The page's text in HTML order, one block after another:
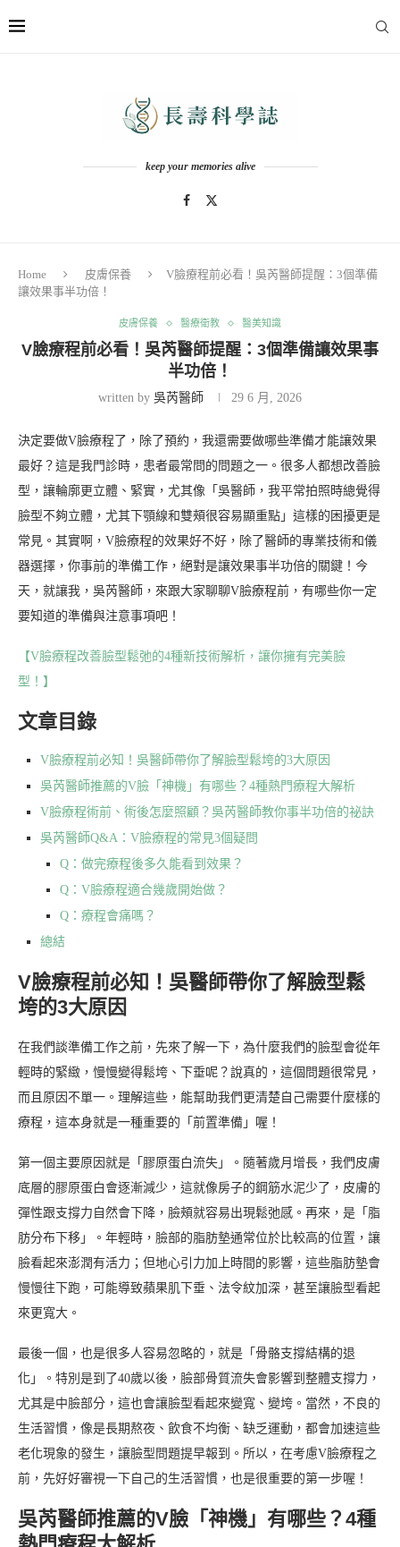
keep your memories alive
Home 皮膚保養
V臉療程前必看！吳芮醫師提醒：3個準備
讓效果事半功倍！
皮膚保養 醫療衛教 醫美知識
V臉療程前必看！吳芮醫師提醒：3個準備讓效果事
半功倍！
written by 吳芮醫師 29 6 月, 2026
決定要做V臉療程了，除了預約，我還需要做哪些準備才能讓效果
最好？這是我門診時，患者最常問的問題之一。很多人都想改善臉
型，讓輪廓更立體、緊實，尤其像「吳醫師，我平常拍照時總覺得
臉型不夠立體，尤其下顎線和雙頰很容易顯重點」這樣的困擾更是
常見。其實啊，V臉療程的效果好不好，除了醫師的專業技術和儀
器選擇，你事前的準備工作，絕對是讓效果事半功倍的關鍵！今
天，就讓我，吳芮醫師，來跟大家聊聊V臉療程前，有哪些你一定
要知道的準備與注意事項吧！
【V臉療程改善臉型鬆弛的4種新技術解析，讓你擁有完美臉
型！】
文章目錄
V臉療程前必知！吳醫師帶你了解臉型鬆垮的3大原因
吳芮醫師推薦的V臉「神機」有哪些？4種熱門療程大解析
V臉療程術前、術後怎麼照顧？吳芮醫師教你事半功倍的祕訣
吳芮醫師Q&A：V臉療程的常見3個疑問
Q：做完療程後多久能看到效果？
Q：V臉療程適合幾歲開始做？
Q：療程會痛嗎？
總結
V臉療程前必知！吳醫師帶你了解臉型鬆
垮的3大原因
在我們談準備工作之前，先來了解一下，為什麼我們的臉型會從年
輕時的緊緻，慢慢變得鬆垮、下垂呢？說真的，這個問題很常見，
而且原因不單一。理解這些，能幫助我們更清楚自己需要什麼樣的
療程，這本身就是一種重要的「前置準備」喔！
第一個主要原因就是「膠原蛋白流失」。隨著歲月增長，我們皮膚
底層的膠原蛋白會逐漸減少，這就像房子的鋼筋水泥少了，皮膚的
彈性跟支撐力自然會下降，臉頰就容易出現鬆弛感。再來，是「脂
肪分布下移」。年輕時，臉部的脂肪墊通常位於比較高的位置，讓
臉看起來澎潤有活力；但地心引力加上時間的影響，這些脂肪墊會
慢慢往下跑，可能導致蘋果肌下垂、法令紋加深，甚至讓臉型看起
來更寬大。
最後一個，也是很多人容易忽略的，就是「骨骼支撐結構的退
化」。特別是到了40歲以後，臉部骨質流失會影響到整體支撐力，
尤其是中臉部分，這也會讓臉型看起來變寬、變垮。當然，不良的
生活習慣，像是長期熬夜、飲食不均衡、缺乏運動，都會加速這些
老化現象的發生，讓臉型問題提早報到。所以，在考慮V臉療程之
前，先好好審視一下自己的生活習慣，也是很重要的第一步喔！
吳芮醫師推薦的V臉「神機」有哪些？4種